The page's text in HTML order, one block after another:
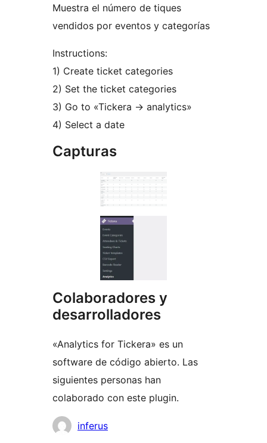
Muestra el número de tiques
vendidos por eventos y categorías
Instructions:
1) Create ticket categories
2) Set the ticket categories
3) Go to «Tickera -> analytics»
4) Select a date
Capturas
Colaboradores y
desarrolladores
«Analytics for Tickera» es un
software de código abierto. Las
siguientes personas han
colaborado con este plugin.
Colaboradores
inferus